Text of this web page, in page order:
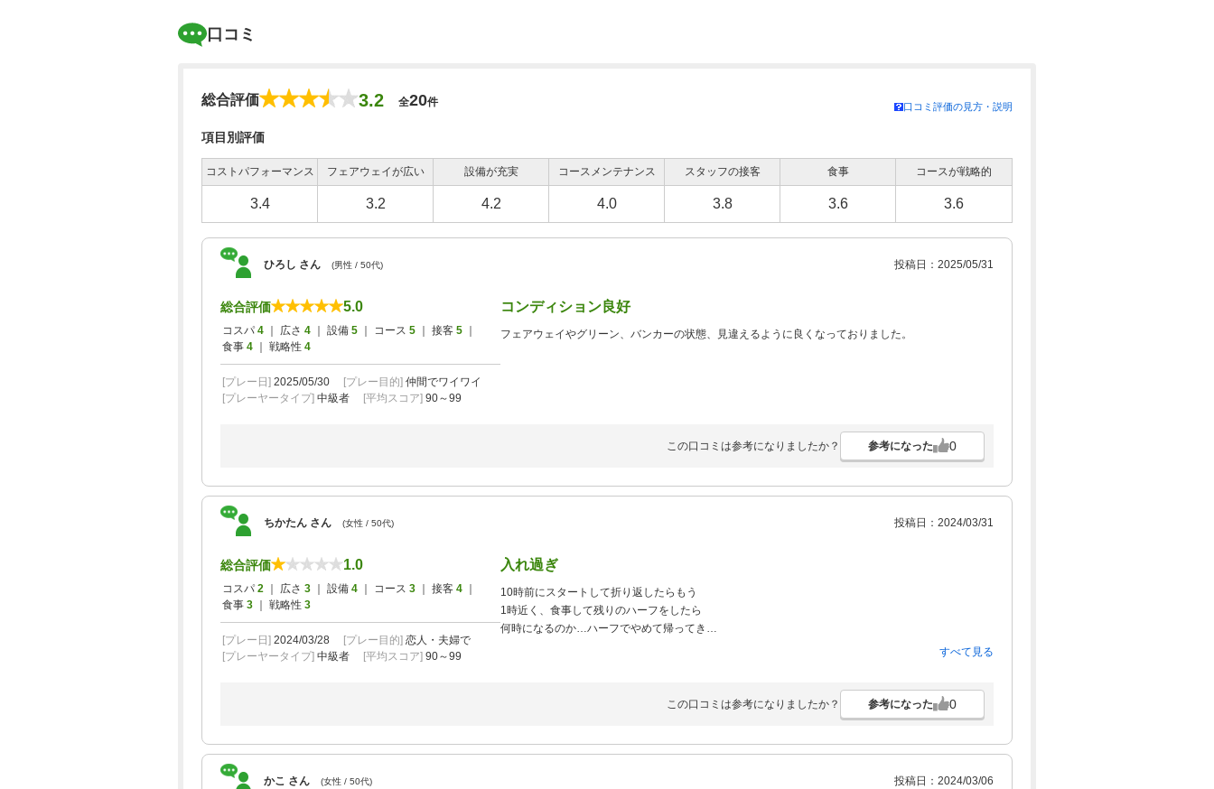
口コミ
総合評価 3.2 全20件 口コミ評価の見方・説明
項目別評価
コストパフォーマンス フェアウェイが広い 設備が充実 コースメンテナンス スタッフの接客 食事 コースが戦略的
3.4 3.2 4.2 4.0 3.8 3.6 3.6
ひろし さん (男性 / 50代) 投稿日：2025/05/31
総合評価 5.0
コスパ 4 ｜ 広さ 4 ｜ 設備 5 ｜ コース 5 ｜ 接客 5
食事 4 ｜ 戦略性 4
[プレー日] 2025/05/30 [プレー目的] 仲間でワイワイ
[プレーヤータイプ] 中級者 [平均スコア] 90～99
コンディション良好
フェアウェイやグリーン、バンカーの状態、見違えるように良くなっておりました。
この口コミは参考になりましたか？ 参考になった 0
ちかたん さん (女性 / 50代) 投稿日：2024/03/31
総合評価 1.0
コスパ 2 ｜ 広さ 3 ｜ 設備 4 ｜ コース 3 ｜ 接客 4
食事 3 ｜ 戦略性 3
[プレー日] 2024/03/28 [プレー目的] 恋人・夫婦で
[プレーヤータイプ] 中級者 [平均スコア] 90～99
入れ過ぎ
10時前にスタートして折り返したらもう
1時近く、食事して残りのハーフをしたら
何時になるのか…ハーフでやめて帰ってき
すべて見る
この口コミは参考になりましたか？ 参考になった 0
かこ さん (女性 / 50代) 投稿日：2024/03/06